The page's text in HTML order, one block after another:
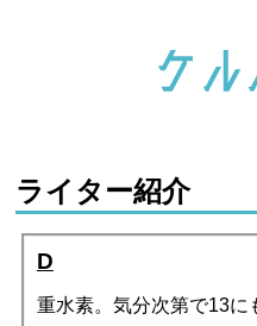
ライター紹介
D
重水素。気分次第で13に